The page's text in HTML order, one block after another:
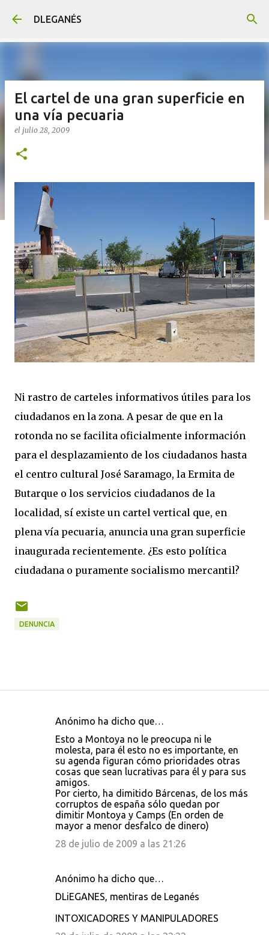
DLEGANÉS
El cartel de una gran superficie en
una vía pecuaria
el julio 28, 2009
Ni rastro de carteles informativos útiles para los
ciudadanos en la zona. A pesar de que en la
rotonda no se facilita oficialmente información
para el desplazamiento de los ciudadanos hasta
el centro cultural José Saramago, la Ermita de
Butarque o los servicios ciudadanos de la
localidad, sí existe un cartel vertical que, en
plena vía pecuaria, anuncia una gran superficie
inaugurada recientemente. ¿Es esto política
ciudadana o puramente socialismo mercantil?
DENUNCIA
Anónimo ha dicho que…
Esto a Montoya no le preocupa ni le
molesta, para él esto no es importante, en
su agenda figuran cómo prioridades otras
cosas que sean lucrativas para él y para sus
amigos.
Por cierto, ha dimitido Bárcenas, de los más
corruptos de españa sólo quedan por
dimitir Montoya y Camps (En orden de
mayor a menor desfalco de dinero)
28 de julio de 2009 a las 21:26
Anónimo ha dicho que…
DLiEGANES, mentiras de Leganés
INTOXICADORES Y MANIPULADORES